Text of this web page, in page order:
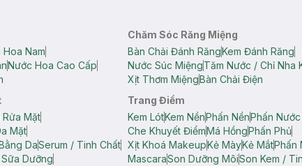
Hoa Nam
Nước Hoa Cao Cấp
Chăm Sóc Răng Miệng
Bàn Chải Đánh RăngKem Đánh Răng
Nước Súc MiệngTăm Nước / Chỉ Nha
Xịt Thơm MiệngBàn Chải Điện
Rửa Mặt
Mặt
DaSerum / Tinh Chất
Dưỡng
Trang Điểm
Kem LótKem NềnPhấn NềnPhấn
Che Khuyết ĐiểmMá HồngPhấn Phủ
Xịt Khoá MakeupKẻ MàyKẻ MắtPhấn
MascaraSon Dưỡng MôiSon Kem /